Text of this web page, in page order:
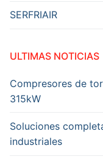
SERFRIAIR
ULTIMAS NOTICIAS
Compresores de
315kW
Soluciones
industriales